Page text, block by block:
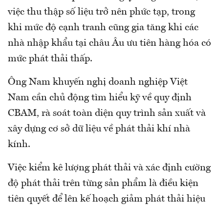
việc thu thập số liệu trở nên phức tạp, trong
khi mức độ cạnh tranh cũng gia tăng khi các
nhà nhập khẩu tại châu Âu ưu tiên hàng hóa có
mức phát thải thấp.
Ông Nam khuyến nghị doanh nghiệp Việt
Nam cần chủ động tìm hiểu kỹ về quy định
CBAM, rà soát toàn diện quy trình sản xuất và
xây dựng cơ sở dữ liệu về phát thải khí nhà
kính.
Việc kiểm kê lượng phát thải và xác định cường
độ phát thải trên từng sản phẩm là điều kiện
tiên quyết để lên kế hoạch giảm phát thải hiệu